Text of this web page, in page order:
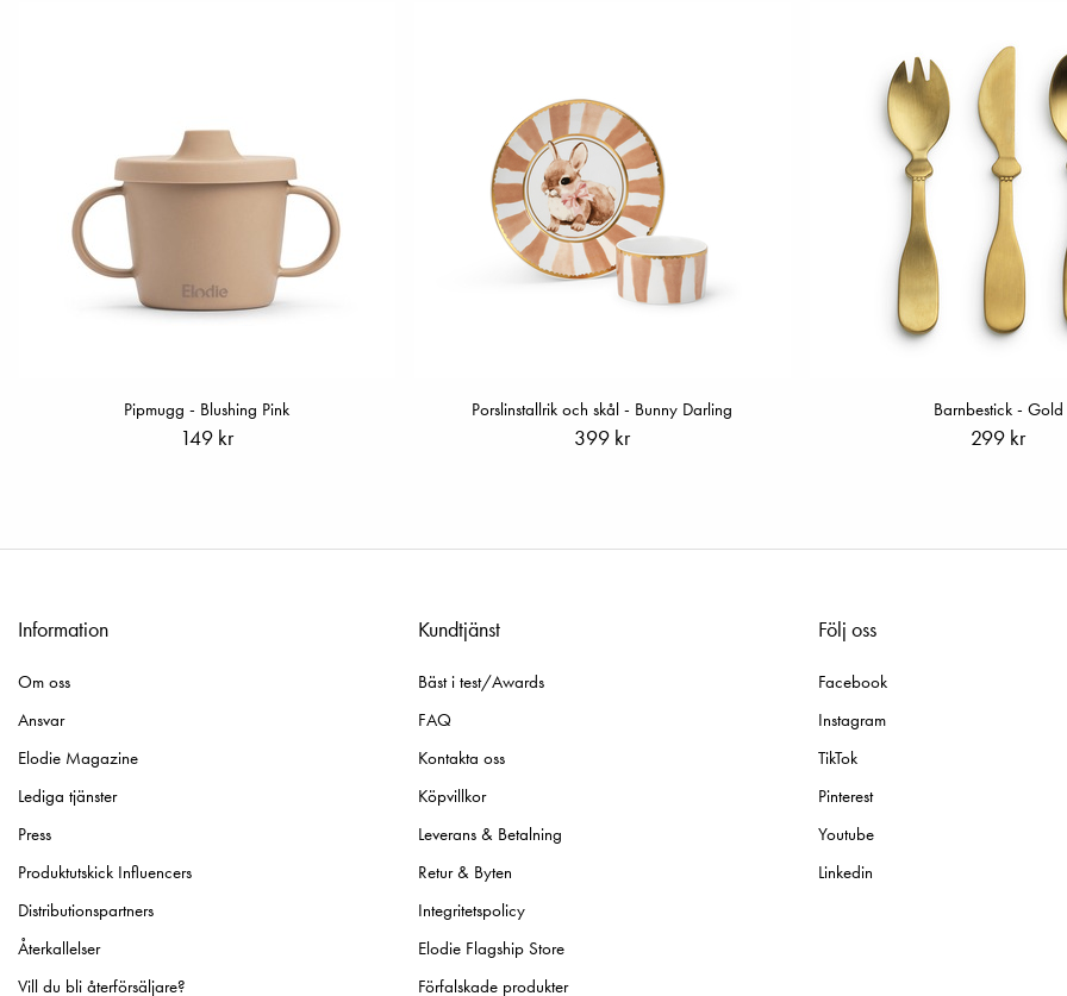
Pipmugg - Blushing Pink
149 kr
Porslinstallrik och skål - Bunny Darling
399 kr
Barnbestick - Gold
299 kr
Information
Om oss
Ansvar
Elodie Magazine
Lediga tjänster
Press
Produktutskick Influencers
Distributionspartners
Återkallelser
Vill du bli återförsäljare?
Kundtjänst
Bäst i test/Awards
FAQ
Kontakta oss
Köpvillkor
Leverans & Betalning
Retur & Byten
Integritetspolicy
Elodie Flagship Store
Förfalskade produkter
Följ oss
Facebook
Instagram
TikTok
Pinterest
Youtube
Linkedin